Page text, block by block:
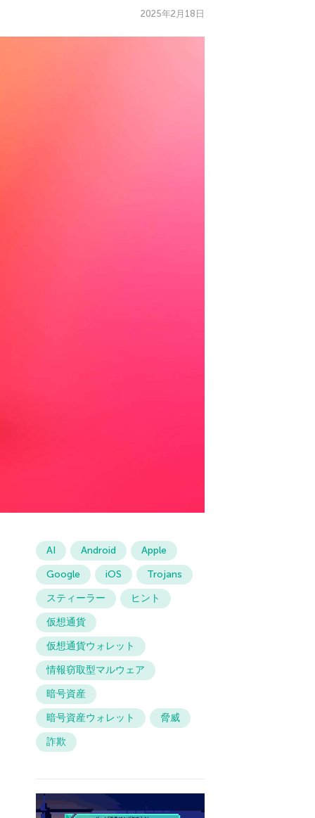
2025年2月18日
AI Android
Apple
Google
iOS
Trojans
スティーラー
ヒント
仮想通貨
仮想通貨ウォレット
情報窃取型マルウェア
暗号資産
暗号資産ウォレット
脅威
詐欺